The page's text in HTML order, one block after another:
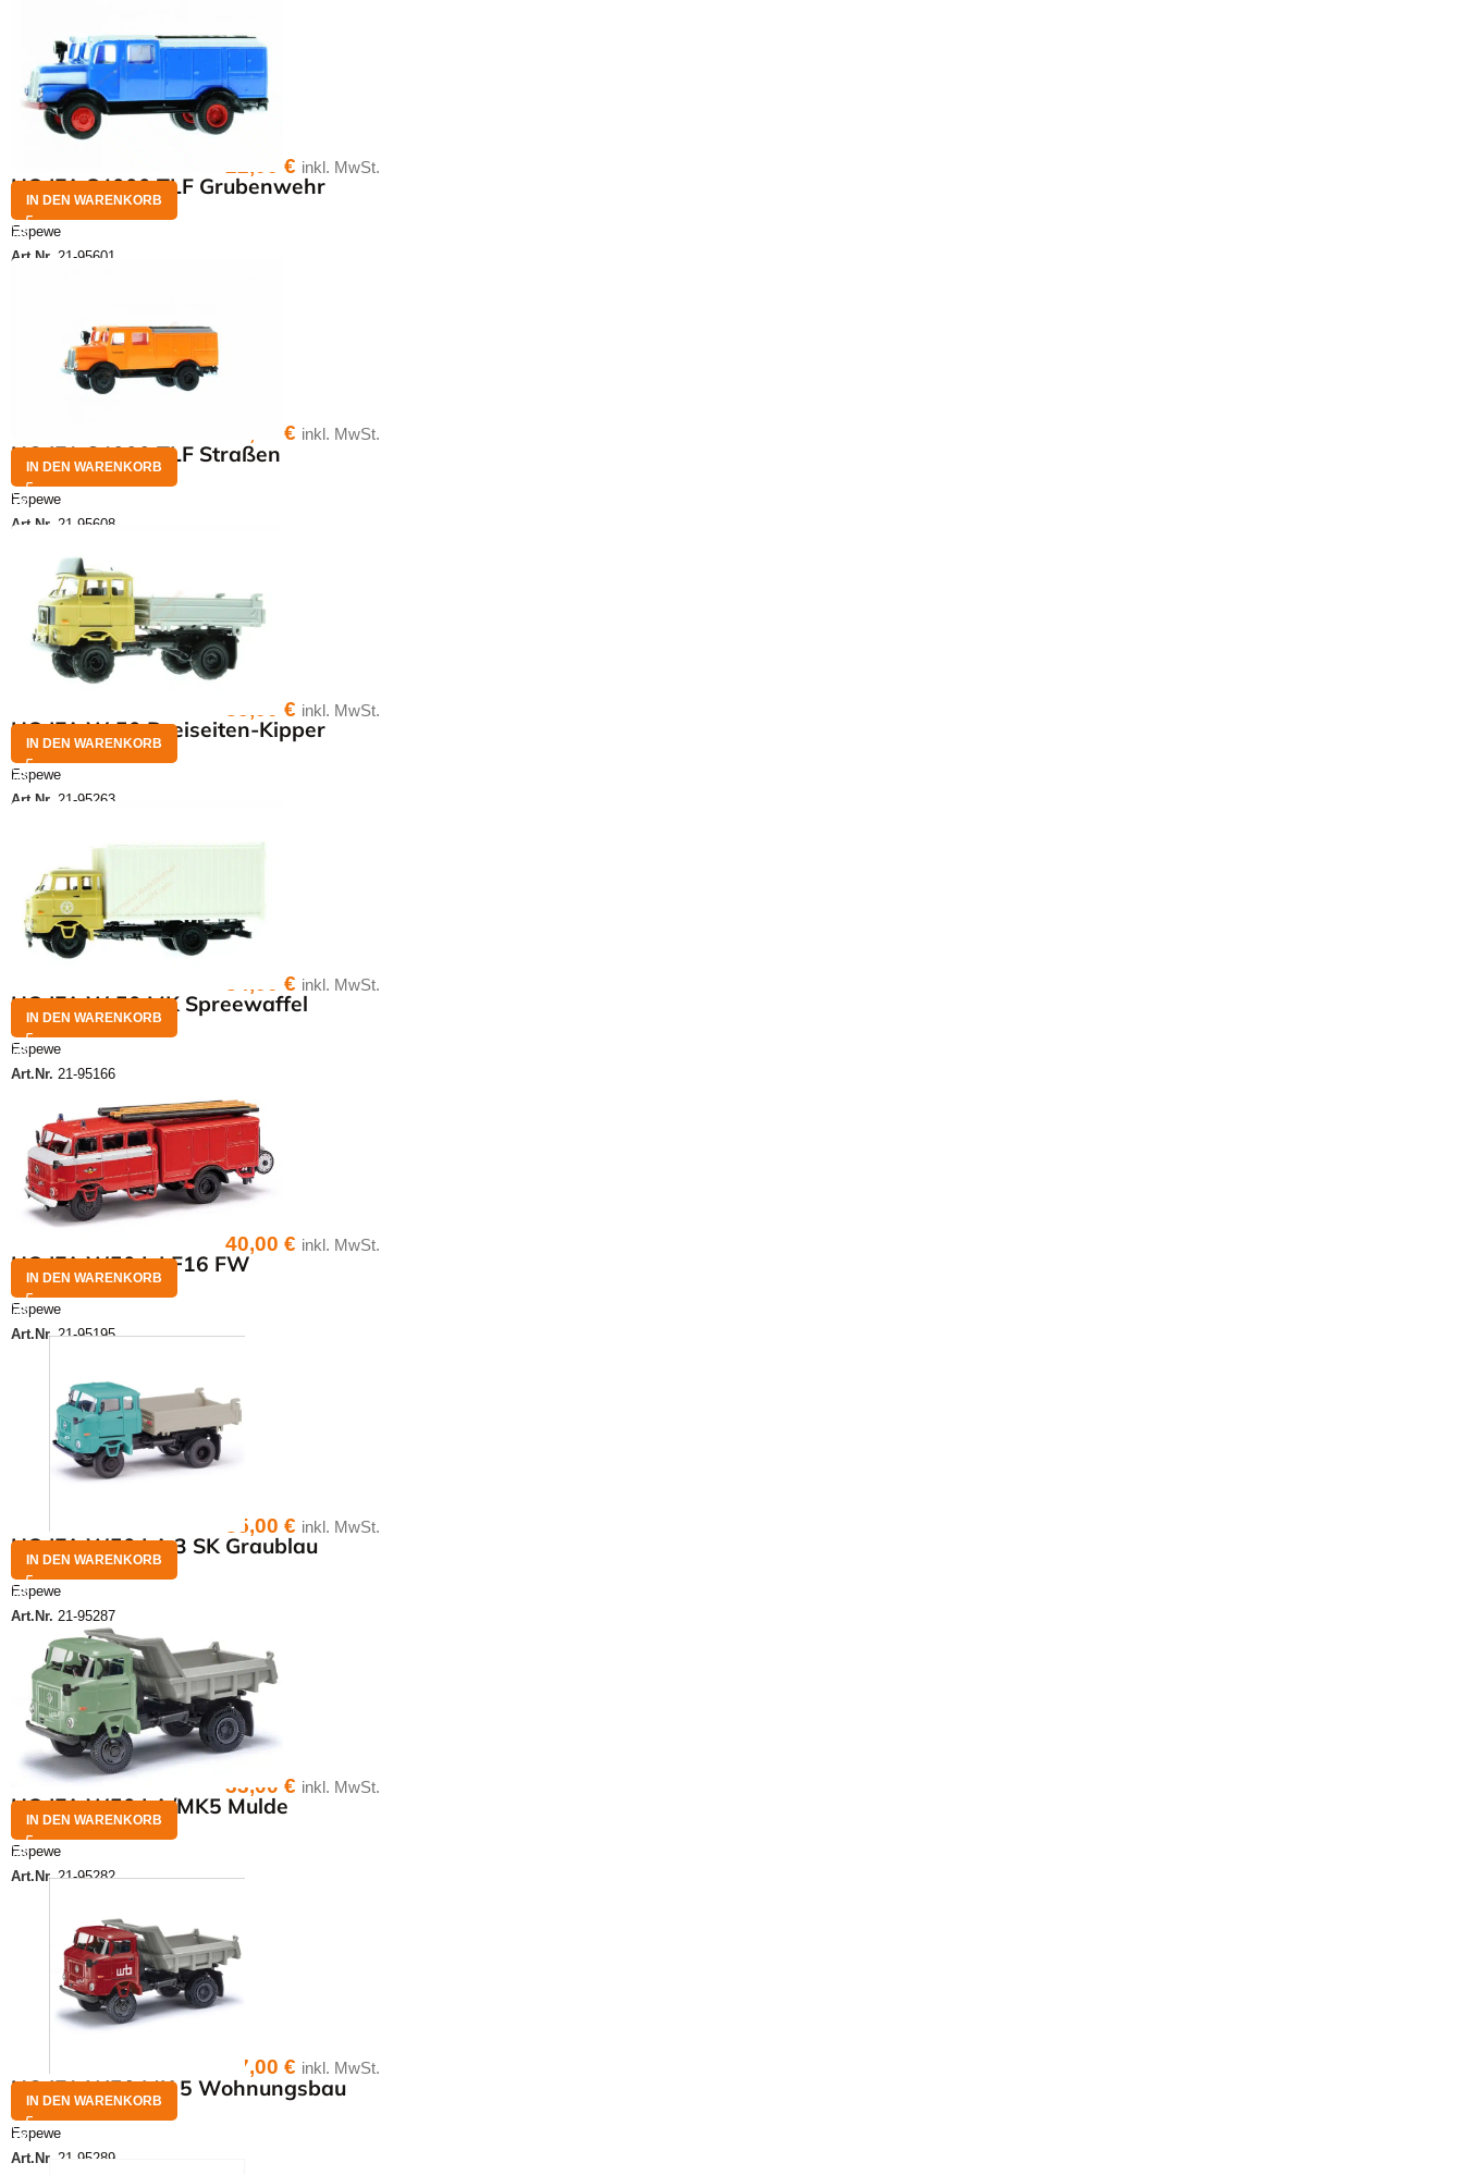
HO IFA S4000 TLF Grubenwehr
Espewe
Art.Nr. 21-95601
22,00€ inkl. MwSt.
IN DEN WARENKORB
HO IFA S4000 TLF Straßen
Espewe
Art.Nr. 21-95608
23,00€ inkl. MwSt.
IN DEN WARENKORB
HO IFA W 50 Dreiseiten-Kipper
Espewe
Art.Nr. 21-95263
35,00€ inkl. MwSt.
IN DEN WARENKORB
HO IFA W 50 MK Spreewaffel
Espewe
Art.Nr. 21-95166
34,00€ inkl. MwSt.
IN DEN WARENKORB
HO IFA W50 L LF16 FW
Espewe
Art.Nr.21-95195
40,00€ inkl. MwSt.
IN DEN WARENKORB
HO IFA W50 LA 3 SK Graublau
Espewe
Art.Nr. 21-95287
35,00€ inkl. MwSt.
IN DEN WARENKORB
HO IFA W50 LA/MK5 Mulde
Espewe
Art.Nr.21-95282
33,00€ inkl. MwSt.
IN DEN WARENKORB
HO IFA W50 MK 5 Wohnungsbau
Espewe
Art.Nr. 21-95289
37,00€ inkl. MwSt.
IN DEN WARENKORB